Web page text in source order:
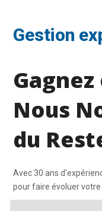
Gestion
Nous
du
Avec 30 ans
pour faire évoluer